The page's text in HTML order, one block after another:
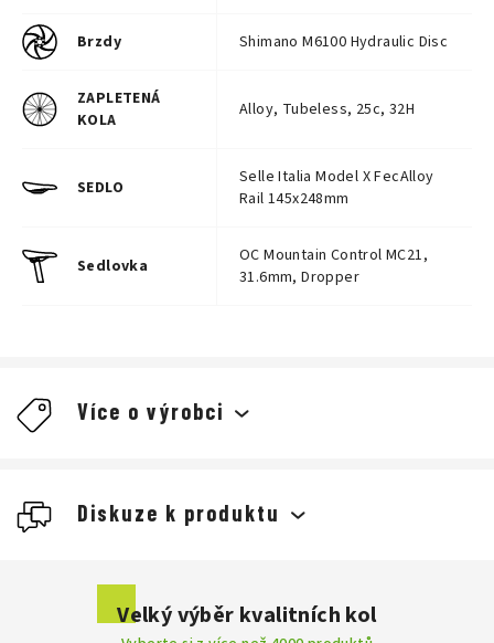
Brzdy Shimano M6100 Hydraulic Disc
ZAPLETENÁ
KOLA
Alloy, Tubeless, 25c, 32H
SEDLO
Selle Italia Model X FecAlloy
Rail 145x248mm
Sedlovka
OC Mountain Control MC21,
31.6mm, Dropper
Diskuze k produktu
Více o výrobci
Velký výběr kvalitních kol